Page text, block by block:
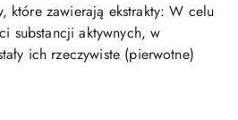
które zawierają ekstrakty: W celu
substancji aktywnych, w
ich rzeczywiste (pierwotne)